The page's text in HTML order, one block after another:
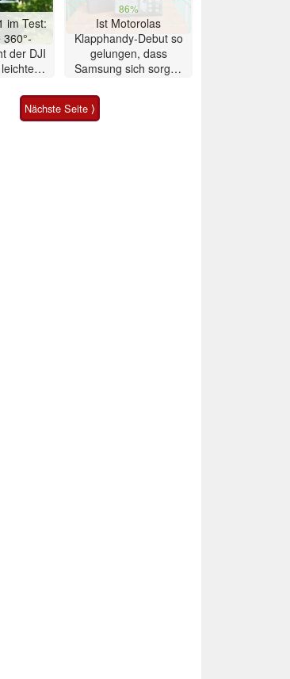
im Test:
der DJI
86%
Ist Motorolas
Klapphandy-Debut so
gelungen, dass
Samsung sich sorgen
Smartphone im Test
Nächste Seite ⟩